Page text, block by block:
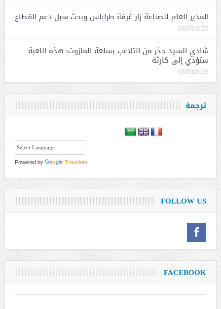
المدير العام للصناعة زار غرفة طرابلس وبحث سبل دعم القطاع
08/03/2026
شادي السيد حذر من التلاعب بسلعة المازوت: هذه اللعبة
ستؤدي إلى كارثة
08/03/2026
ترجمة
Powered by Translate
FOLLOW US
FACEBOOK